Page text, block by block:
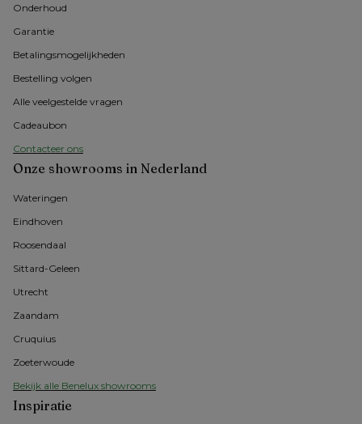
Onderhoud
Garantie
Betalingsmogelijkheden
Bestelling volgen
Alle veelgestelde vragen
Cadeaubon
Contacteer ons
Onze showrooms in Nederland
Wateringen
Eindhoven
Roosendaal
Sittard-Geleen
Utrecht
Zaandam
Cruquius
Zoeterwoude
Bekijk alle Benelux showrooms
Inspiratie